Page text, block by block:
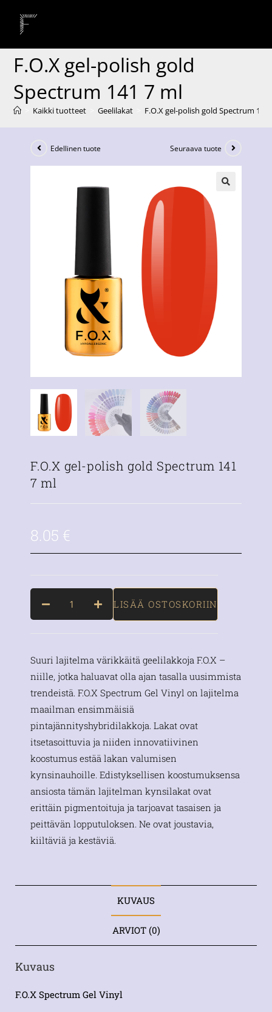
F.O.X gel-polish gold
Spectrum 141 7 ml
Kaikki tuotteet Geelilakat F.O.X gel-polish gold Spectrum 141
Edellinen tuote Seuraava tuote
F.O.X gel-polish gold Spectrum 141
7 ml
8.05 €
LISÄÄ OSTOSKORIIN
Suuri lajitelma värikkäitä geelilakkoja F.O.X –
niille, jotka haluavat olla ajan tasalla uusimmista
trendeistä. F.O.X Spectrum Gel Vinyl on lajitelma
maailman ensimmäisiä
pintajännityshybridilakkoja. Lakat ovat
itsetasoittuvia ja niiden innovatiivinen
koostumus estää lakan valumisen
kynsinauhoille. Edistyksellisen koostumuksensa
ansiosta tämän lajitelman kynsilakat ovat
erittäin pigmentoituja ja tarjoavat tasaisen ja
peittävän lopputuloksen. Ne ovat joustavia,
kiiltäviä ja kestäviä.
KUVAUS
ARVIOT (0)
Kuvaus
F.O.X Spectrum Gel Vinyl